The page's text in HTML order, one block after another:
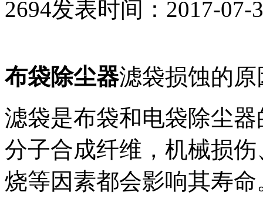
2694发表时间：2017-07-
布袋除尘器滤袋损蚀的原
滤袋是布袋和电袋除尘
分子合成纤维，机械损
烧等因素都会影响其寿